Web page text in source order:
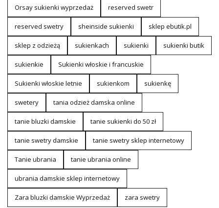
Orsay sukienki wyprzedaż reserved swetr
reserved swetry sheinside sukienki sklep ebutik.pl
sklep z odzieżą sukienkach sukienki sukienki butik
sukienkie Sukienki włoskie i francuskie
Sukienki włoskie letnie sukienkom sukienkę
swetery tania odzież damska online
tanie bluzki damskie tanie sukienki do 50 zł
tanie swetry damskie tanie swetry sklep internetowy
Tanie ubrania tanie ubrania online
ubrania damskie sklep internetowy
Zara bluzki damskie Wyprzedaż zara swetry